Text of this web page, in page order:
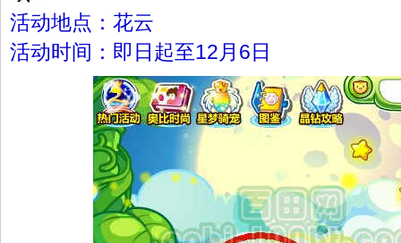
活动地点：花云
活动时间：即日起至12月6日